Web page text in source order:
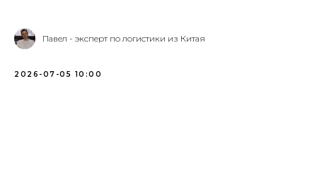
Павел - эксперт по логистики из Китая
2026-07-05 10:00